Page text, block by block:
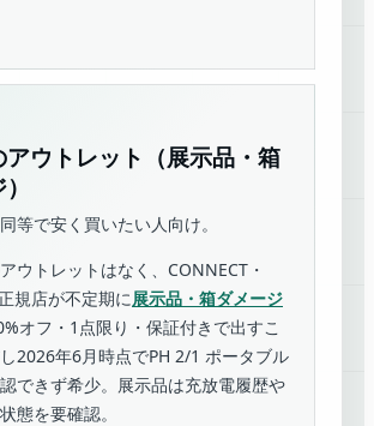
ウトレット（展示品・箱
等で安く買いたい人向け。
ウトレットはなく、CONNECT・
規店が不定期に 展示品・箱ダメージ
オフ・1点限り・保証付きで出すこ
2026年6月時点でPH 2/1 ポータブル
できず希少。展示品は充放電履歴や
態を要確認。